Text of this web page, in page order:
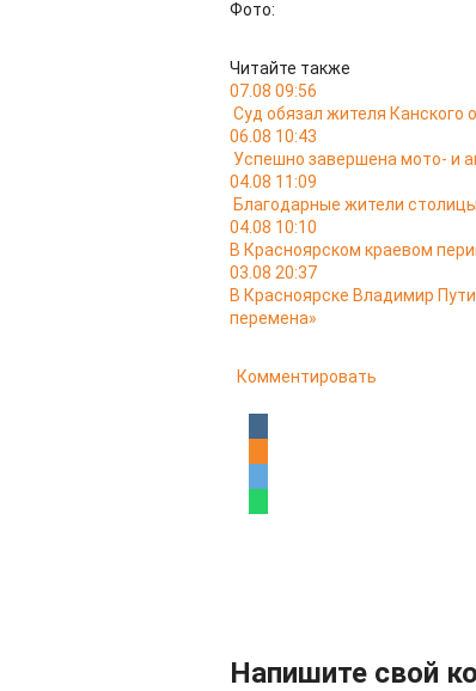
Фото:
Читайте также
07.08 09:56
Суд обязал жителя Канского
06.08 10:43
Успешно завершена мото- и
04.08 11:09
Благодарные жители
04.08 10:10
В Красноярском краевом
03.08 20:37
В Красноярске Владимир
перемена»
Комментировать
Напишите свой